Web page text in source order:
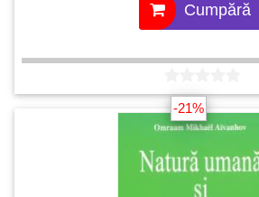
Cumpără
-21%